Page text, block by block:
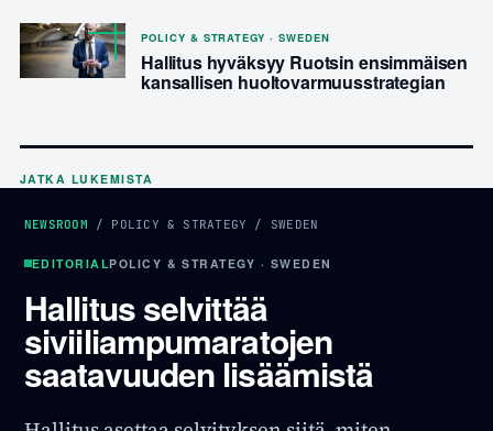
POLICY & STRATEGY · SWEDEN
Hallitus hyväksyy Ruotsin ensimmäisen
kansallisen huoltovarmuusstrategian
JATKA LUKEMISTA
NEWSROOM / POLICY & STRATEGY / SWEDEN
EDITORIALPOLICY & STRATEGY · SWEDEN
Hallitus selvittää
siviiliampumaratojen
saatavuuden lisäämistä